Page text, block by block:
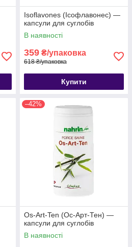
Isoflavones (Ісофлавонес) —
капсули для суглобів
В наявності
359 ₴/упаковка
618 ₴/упаковка
Купити
–42%
Os-Art-Ten (Ос-Арт-Тен) —
капсули для суглобів
В наявності